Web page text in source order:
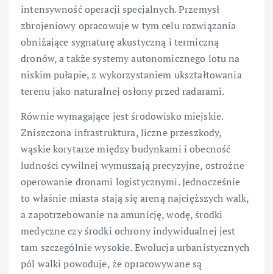
intensywność operacji specjalnych. Przemysł
zbrojeniowy opracowuje w tym celu rozwiązania
obniżające sygnaturę akustyczną i termiczną
dronów, a także systemy autonomicznego lotu na
niskim pułapie, z wykorzystaniem ukształtowania
terenu jako naturalnej osłony przed radarami.
Równie wymagające jest środowisko miejskie.
Zniszczona infrastruktura, liczne przeszkody,
wąskie korytarze między budynkami i obecność
ludności cywilnej wymuszają precyzyjne, ostrożne
operowanie dronami logistycznymi. Jednocześnie
to właśnie miasta stają się areną najcięższych walk,
a zapotrzebowanie na amunicję, wodę, środki
medyczne czy środki ochrony indywidualnej jest
tam szczególnie wysokie. Ewolucja urbanistycznych
pól walki powoduje, że opracowywane są